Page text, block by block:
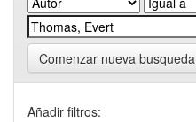
Comenzar nueva busqueda
Añadir filtros: